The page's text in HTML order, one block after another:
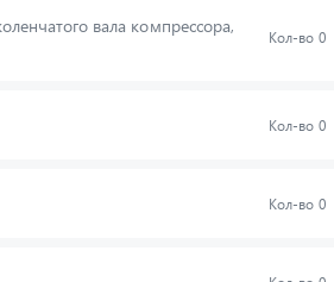
вала компрессора,
Кол-во 0
Кол-во 0
Кол-во 0